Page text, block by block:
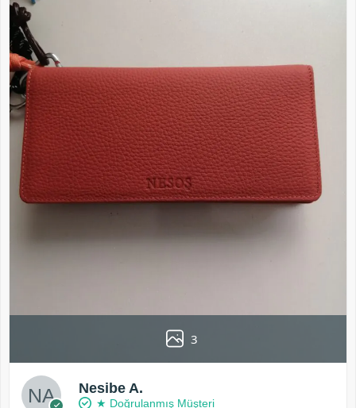
3
Nesibe A.
★ Doğrulanmış Müşteri